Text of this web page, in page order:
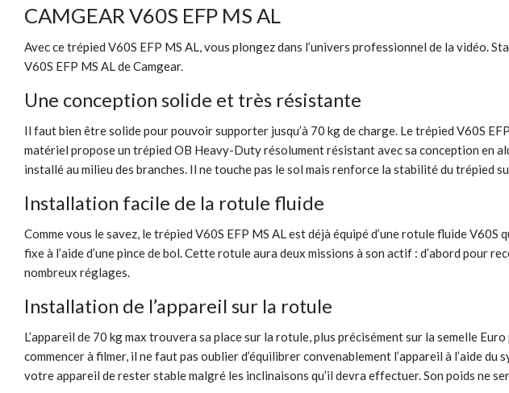
CAMGEAR V60S EFP MS AL
Avec ce trépied V60S EFP MS AL, vous plongez dans l’univers professionnel de la
V60S EFP MS AL de Camgear.
Une conception solide et très résistante
Il faut bien être solide pour pouvoir supporter jusqu’à 70 kg de charge. Le trépied V60S
matériel propose un trépied OB Heavy-Duty résolument résistant avec sa conception en
installé au milieu des branches. Il ne touche pas le sol mais renforce la stabilité du trépied
Installation facile de la rotule fluide
Comme vous le savez, le trépied V60S EFP MS AL est déjà équipé d’une rotule fluide
fixe à l’aide d’une pince de bol. Cette rotule aura deux missions à son actif : d’abord pour
nombreux réglages.
Installation de l’appareil sur la rotule
L’appareil de 70 kg max trouvera sa place sur la rotule, plus précisément sur la semelle
commencer à filmer, il ne faut pas oublier d’équilibrer convenablement l’appareil à l’aide
votre appareil de rester stable malgré les inclinaisons qu’il devra effectuer. Son poids ne